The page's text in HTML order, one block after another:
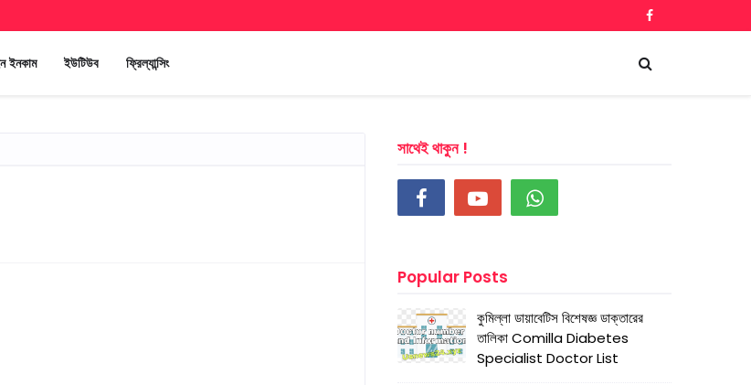
ইনকাম ইউটিউব ফ্রিল্যান্সিং
সাথেই থাকুন !
Popular Posts
কুমিল্লা ডায়াবেটিস বিশেষজ্ঞ ডাক্তারের
তালিকা Comilla Diabetes
Specialist Doctor List